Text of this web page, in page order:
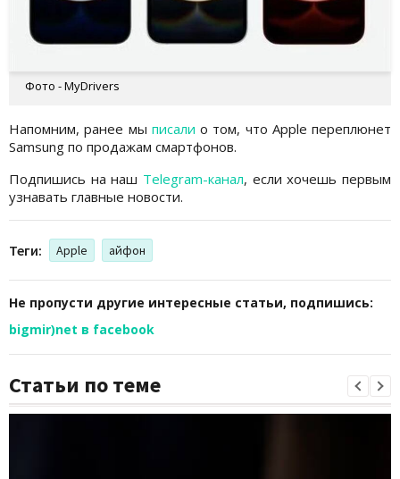
Фото - MyDrivers
Напомним, ранее мы писали о том, что Apple переплюнет
Samsung по продажам смартфонов.
Подпишись на наш Telegram-канал, если хочешь первым
узнавать главные новости.
Теги: Apple айфон
Не пропусти другие интересные статьи, подпишись:
bigmir)net в facebook
Статьи по теме